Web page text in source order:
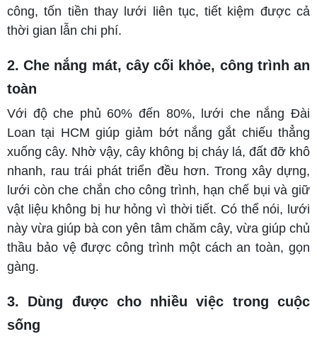
công, tốn tiền thay lưới liên tục, tiết kiệm được cả
thời gian lẫn chi phí.
2. Che nắng mát, cây cối khỏe, công trình an
toàn
Với độ che phủ 60% đến 80%, lưới che nắng Đài
Loan tại HCM giúp giảm bớt nắng gắt chiếu thẳng
xuống cây. Nhờ vậy, cây không bị cháy lá, đất đỡ khô
nhanh, rau trái phát triển đều hơn. Trong xây dựng,
lưới còn che chắn cho công trình, hạn chế bụi và giữ
vật liệu không bị hư hỏng vì thời tiết. Có thể nói, lưới
này vừa giúp bà con yên tâm chăm cây, vừa giúp chủ
thầu bảo vệ được công trình một cách an toàn, gọn
gàng.
3. Dùng được cho nhiều việc trong cuộc
sống